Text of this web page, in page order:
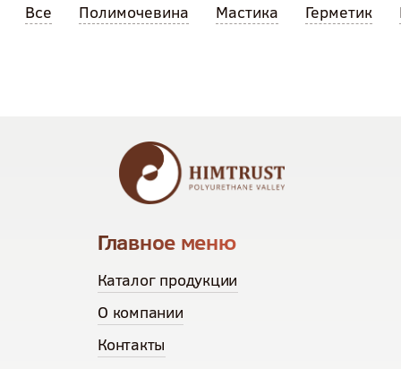
Все Полимочевина Мастика Герметик
Главное меню
Каталог продукции
О компании
Контакты